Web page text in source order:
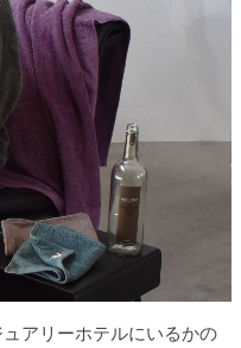
アリーホテルにいるかの